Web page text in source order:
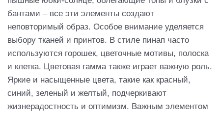
бантами – все эти элементы создают
неповторимый образ. Особое внимание уделяется
выбору тканей и принтов. В стиле пинап часто
используются горошек, цветочные мотивы, полоска
и клетка. Цветовая гамма также играет важную роль.
Яркие и насыщенные цвета, такие как красный,
синий, зеленый и желтый, подчеркивают
жизнерадостность и оптимизм. Важным элементом